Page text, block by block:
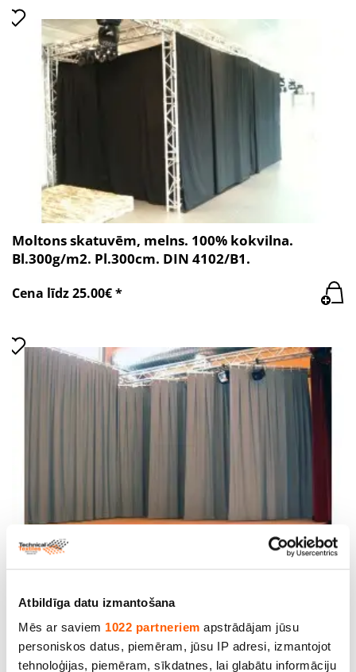
Atbildīga datu izmantošana
Mēs ar saviem 1022 partneriem apstrādājam jūsu
personiskos datus, piemēram, jūsu IP adresi, izmantojot
tehnoloģijas, piemēram, sīkdatnes, lai glabātu informāciju
Moltons skatuvēm, melns. 100% kokvilna.
Bl.300g/m2. Pl.300cm. DIN 4102/B1.
Cena līdz 25.00€ *
Moltons skatuvēm- Grey. 100% kokvilna.
Cena līdz 25.00€ *